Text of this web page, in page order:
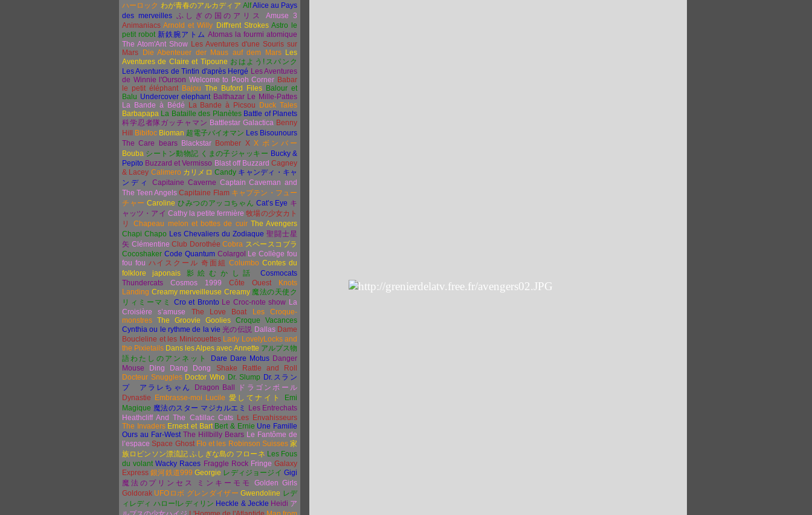
ハーロック わが青春のアルカディア AlfAlice au Pays
des merveilles ふしぎの国のアリス
Amuse 3
Animaniacs Arnold et Willy Diff'rent Strokes Astro le
petit robot 新鉄腕アトム Atomas la fourmi atomique
The Atom'Ant Show Les Aventures d'une Souris sur
Mars
Die Abenteuer der Maus auf dem Mars
Les
Aventures de Claire et Tipoune おはよ う ! スパンク
Les Aventures de Tintin d'après Hergé Les Aventures
de Winnie l'Ourson Welcome to Pooh Corner Babar
le petit éléphant Bajou The Buford Files Balour et
Balu Undercover elephant Balthazar Le Mille-Pattes
La Bande à Bédé
La Bande à Picsou
Duck Tales
Barbapapa La Bataille des Planètes Battle of Planets
科学忍者隊ガッチャマン Battlestar Galactica Benny
Hill
Bibifoc Bioman 超電子バイオマン Les Bisounours
The Care bears Blackstar Bomber X Xボンバー
Bouba シートン動物記 くまの子ジャッキー Bucky &
Pepito Buzzard et Vermisso Blast off Buzzard Cagney
& Lacey Calimero カリメロ Candy キャンディ・キャ
ンディ
Capitaine Caverne Captain Caveman and
The Teen Angels Capitaine Flam キャプテン ・ フュー
チャー Caroline ひみつのアッコちゃん Cat’s Eye キ
ャッツ・アイ Cathy la petite fermière 牧場の少女カト
リ
Chapeau melon et bottes de cuir The Avengers
Chapi Chapo Les Chevaliers du Zodiaque 聖闘士星
矢 Clémentine Club Dorothée Cobra スペースコブラ
Cocoshaker Code Quantum Colargol
Le Collège fou
fou fou ハイスクール 奇面組 Columbo Contes du
folklore japonais
影絵むかし話
Cosmocats
Thundercats
Cosmos 1999 Côte Ouest
Knots
Landing Creamy merveilleuse Creamy 魔法の天使ク
リィミーマミ
Cro et Bronto Le Croc-note show La
Croisière s’amuse
The Love Boat
Les Croque-
monstres The Groovie Goolies Croque Vacances
Cynthia ou le rythme de la vie 光の伝説 Dallas Dame
Boucleline et les Minicouettes Lady LovelyLocks and
the Pixietails Dans les Alpes avec Annette アルプス物
語わたしのアンネット
Dare Dare Motus Danger
Mouse
Ding Dang Dong
Shake Rattle and Roll
Docteur Snuggles Doctor Who Dr. Slump Dr. スラン
プ
アラレちゃん Dragon Ball
ドラゴンボール
Dynastie
Embrasse-moi Lucile 愛してナイト
Emi
Magique 魔法のスター マジカルエミ
Les Entrechats
Heathcliff And The Catillac Cats Les Envahisseurs
The Invaders Ernest et Bart Bert & Ernie Une Famille
Ours au Far-West The Hillbilly Bears Le Fantôme de
l’espace Space Ghost Flo et les Robinson Suisses 家
族ロビンソン漂流記 ふしぎな島の フローネ Les Fous
du volant Wacky Races Fraggle Rock Fringe Galaxy
Express 銀河鉄道999 Georgie レディジョージイ Gigi
魔法のプリンセス ミンキ ーモモ
Golden Girls
Goldorak UFO ロボ グレンダイザー Gwendoline レデ
ィレディ ハロー!レディリン Heckle & Jeckle Heidi ア